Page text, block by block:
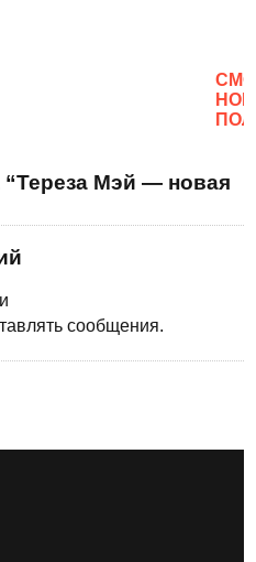
“Тереза Мэй — новая
сообщения.